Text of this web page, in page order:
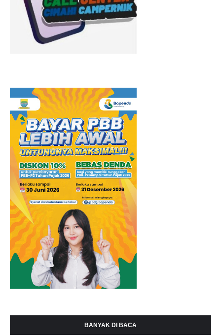
BANYAK DI BACA